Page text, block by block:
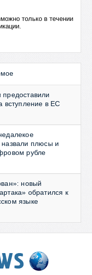
только в течении
вступление в ЕС
плюсы и
рубле
новый
обратился к
языке